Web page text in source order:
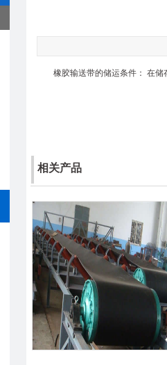
橡胶输送带的储运条件： 在储
相关产品